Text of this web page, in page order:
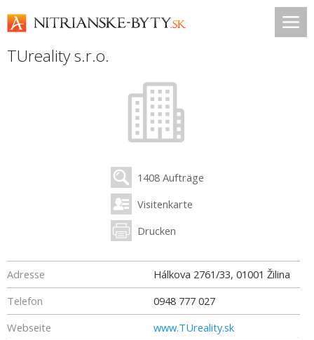
TUreality s.r.o.
1408 Aufträge
Visitenkarte
Drucken
Adresse Hálkova 2761/33, 01001 Žilina
Telefon
0948 777 027
Webseite
www.TUreality.sk